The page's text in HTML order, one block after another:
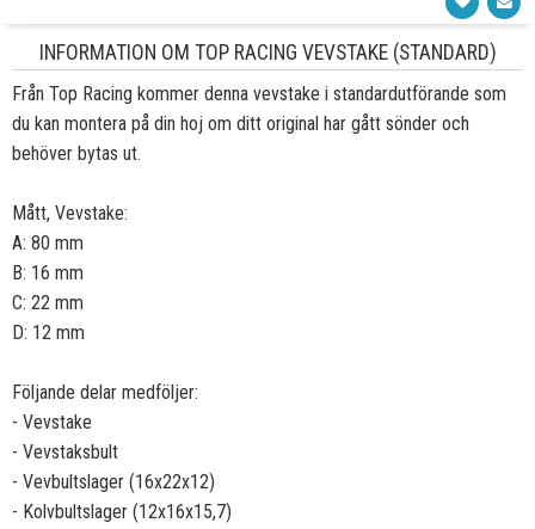
INFORMATION OM TOP RACING VEVSTAKE (STANDARD)
Från Top Racing kommer denna vevstake i standardutförande som
du kan montera på din hoj om ditt original har gått sönder och
behöver bytas ut.
Mått, Vevstake:
A: 80 mm
B: 16 mm
C: 22 mm
D: 12 mm
Följande delar medföljer:
- Vevstake
- Vevstaksbult
- Vevbultslager (16x22x12)
- Kolvbultslager (12x16x15,7)